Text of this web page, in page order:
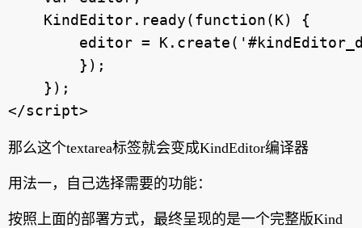
    KindEditor.ready(function(K) {
editor =
        });
    });
</script>
那么这个textarea标签就会变成KindEditor编译器
用法一，自己选择需要的功能：
按照上面的部署方式，最终呈现的是一个完整版Kind